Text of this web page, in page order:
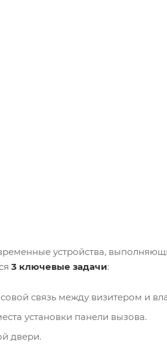
устройства,
3 ключевые задачи:
связь между визитером и
установки панели вызова.
двери.